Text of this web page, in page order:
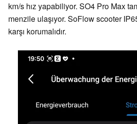
km/s hız yapabiliyor. SO4 Pro Max
menzile ulaşıyor. SoFlow scooter
karşı korumalıdır.